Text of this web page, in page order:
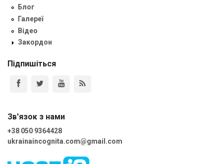
Блог
Галереї
Відео
Закордон
Підпишіться
Зв'язок з нами
+38 050 9364428
ukrainaincognita.com@gmail.com